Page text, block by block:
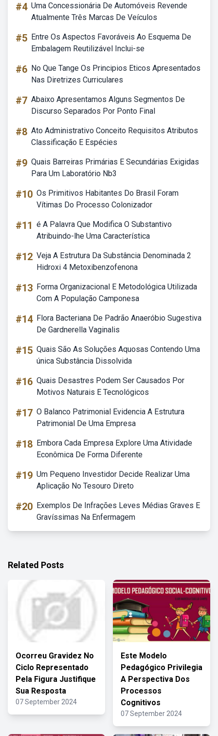
#4 Uma Concessionária De Automóveis Revende
Atualmente Três Marcas De Veículos
#5 Entre Os Aspectos Favoráveis Ao Esquema De
Embalagem Reutilizável Inclui-se
#6 No Que Tange Os Principios Eticos Apresentados
Nas Diretrizes Curriculares
#7 Abaixo Apresentamos Alguns Segmentos De
Discurso Separados Por Ponto Final
#8 Ato Administrativo Conceito Requisitos Atributos
Classificação E Espécies
#9 Quais Barreiras Primárias E Secundárias Exigidas
Para Um Laboratório Nb3
#10 Os Primitivos Habitantes Do Brasil Foram
Vítimas Do Processo Colonizador
#11 é A Palavra Que Modifica O Substantivo
Atribuindo-lhe Uma Característica
#12 Veja A Estrutura Da Substância Denominada 2
Hidroxi 4 Metoxibenzofenona
#13 Forma Organizacional E Metodológica Utilizada
Com A População Camponesa
#14 Flora Bacteriana De Padrão Anaeróbio Sugestiva
De Gardnerella Vaginalis
#15 Quais São As Soluções Aquosas Contendo Uma
única Substância Dissolvida
#16 Quais Desastres Podem Ser Causados Por
Motivos Naturais E Tecnológicos
#17 O Balanco Patrimonial Evidencia A Estrutura
Patrimonial De Uma Empresa
#18 Embora Cada Empresa Explore Uma Atividade
Econômica De Forma Diferente
#19 Um Pequeno Investidor Decide Realizar Uma
Aplicação No Tesouro Direto
#20 Exemplos De Infrações Leves Médias Graves E
Gravíssimas Na Enfermagem
Related Posts
Ocorreu Gravidez No
Ciclo Representado
Pela Figura Justifique
Sua Resposta
07 September 2024
Este Modelo
Pedagógico Privilegia
A Perspectiva Dos
Processos
Cognitivos
07 September 2024